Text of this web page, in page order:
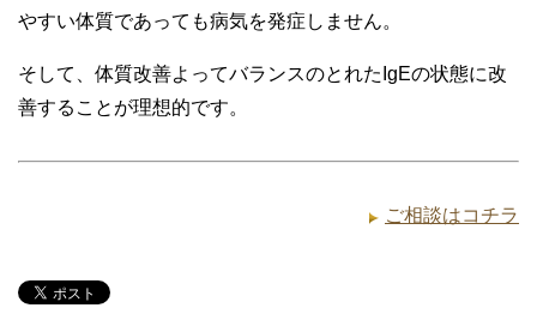
やすい体質であっても病気を発症しません。
そして、体質改善よってバランスのとれたIgEの状態に改
善することが理想的です。
ご相談はコチラ